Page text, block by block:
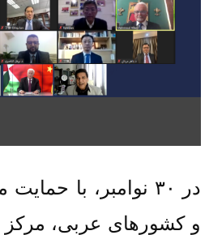
در ۳۰ نوامبر، با
و کشورهای عربی،